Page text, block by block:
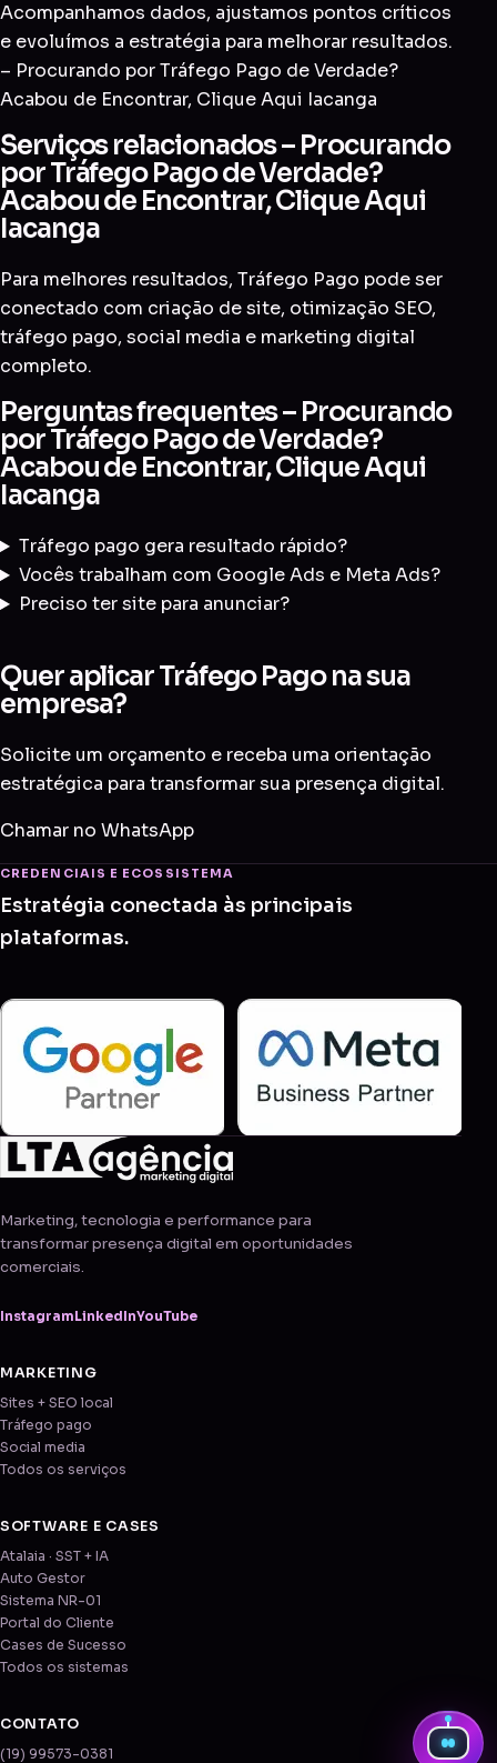
Acompanhamos dados, ajustamos pontos críticos
e evoluímos a estratégia para melhorar resultados.
– Procurando por Tráfego Pago de Verdade?
Acabou de Encontrar, Clique Aqui Iacanga
Serviços relacionados – Procurando
por Tráfego Pago de Verdade?
Acabou de Encontrar, Clique Aqui
Iacanga
Para melhores resultados, Tráfego Pago pode ser
conectado com criação de site, otimização SEO,
tráfego pago, social media e marketing digital
completo.
Perguntas frequentes – Procurando
por Tráfego Pago de Verdade?
Acabou de Encontrar, Clique Aqui
Iacanga
Tráfego pago gera resultado rápido?
Vocês trabalham com Google Ads e Meta Ads?
Preciso ter site para anunciar?
Quer aplicar Tráfego Pago na sua
empresa?
Solicite um orçamento e receba uma orientação
estratégica para transformar sua presença digital.
Chamar no WhatsApp
CREDENCIAIS E ECOSSISTEMA
Estratégia conectada às principais
plataformas.
Marketing, tecnologia e performance para
transformar presença digital em oportunidades
comerciais.
Instagram LinkedInYouTube
MARKETING
Sites + SEO local
Tráfego pago
Social media
Todos os serviços
SOFTWARE E CASES
Atalaia · SST + IA
Auto Gestor
Sistema NR-01
Portal do Cliente
Cases de Sucesso
Todos os sistemas
CONTATO
(19) 99573-0381